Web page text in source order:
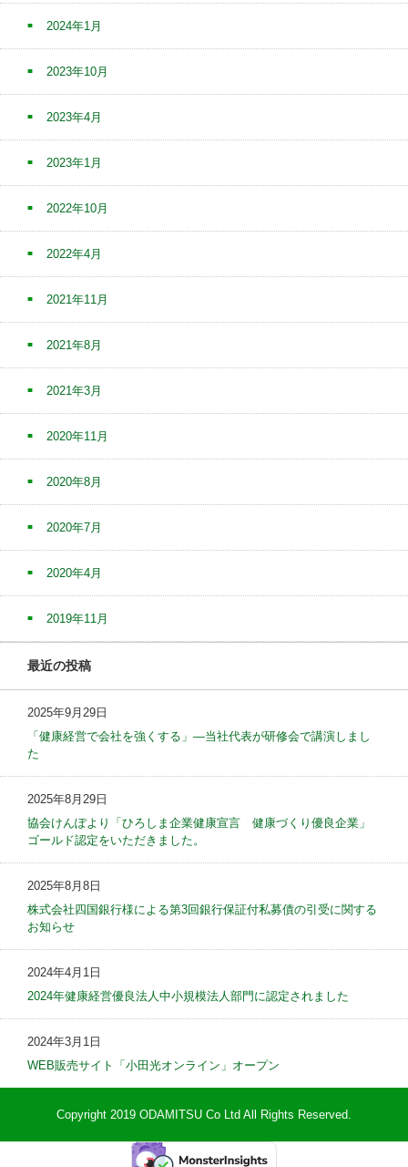
2024年1月
2023年10月
2023年4月
2023年1月
2022年10月
2022年4月
2021年11月
2021年8月
2021年3月
2020年11月
2020年8月
2020年7月
2020年4月
2019年11月
最近の投稿
2025年9月29日
「健康経営で会社を強くする」—当社代表が研修会で講演しまし
た
2025年8月29日
協会けんぽより「ひろしま企業健康宣言 健康づくり優良企業」
ゴールド認定をいただきました。
2025年8月8日
株式会社四国銀行様による第3回銀行保証付私募債の引受に関する
お知らせ
2024年4月1日
2024年健康経営優良法人中小規模法人部門に認定されました
2024年3月1日
WEB販売サイト「小田光オンライン」オープン
Copyright 2019 ODAMITSU Co Ltd All Rights Reserved.